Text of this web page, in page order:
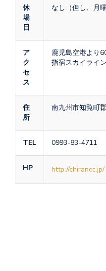
休
場
日
なし（但し、月
ア
ク
セ
ス
鹿児島空港より
指宿スカイライ
住
所
南九州市知覧町
TEL 0993-83-4711
HP http://chirancc.jp/